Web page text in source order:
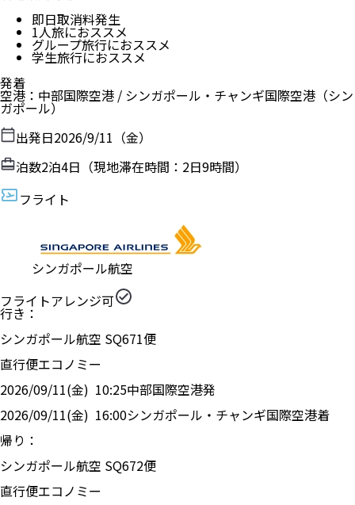
即日取消料発生
1人旅におススメ
グループ旅行におススメ
学生旅行におススメ
発着
空港 ： 中部国際空港 / シンガポール・チャンギ国際空港 （シン
ガポール）
出発日2026/9/11（金）
泊数2泊4日（現地滞在時間： 2日9時間）
フライト
シンガポール航空
フライトアレンジ可
行き：
シンガポール航空 SQ671便
直行便エコノミー
2026/09/11(金) 10:25中部国際空港発
2026/09/11(金) 16:00シンガポール・チャンギ国際空港着
帰り：
シンガポール航空 SQ672便
直行便エコノミー